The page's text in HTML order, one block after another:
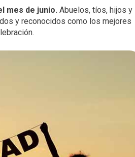
mes de junio. Abuelos, tíos, hijos y
y reconocidos como los mejores